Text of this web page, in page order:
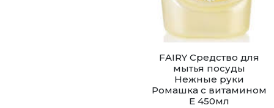
FAIRY Средство для
мытья посуды
Нежные руки
Ромашка с витамином
Е 450мл